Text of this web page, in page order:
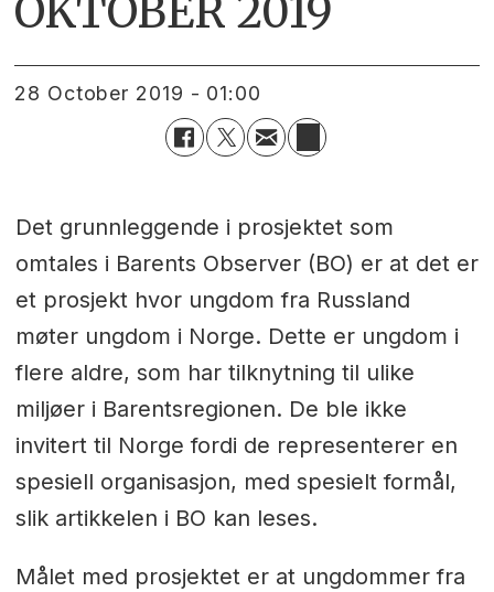
OKTOBER 2019
28 October 2019 - 01:00
Det grunnleggende i prosjektet som
omtales i Barents Observer (BO) er at det er
et prosjekt hvor ungdom fra Russland
møter ungdom i Norge. Dette er ungdom i
flere aldre, som har tilknytning til ulike
miljøer i Barentsregionen. De ble ikke
invitert til Norge fordi de representerer en
spesiell organisasjon, med spesielt formål,
slik artikkelen i BO kan leses.
Målet med prosjektet er at ungdommer fra